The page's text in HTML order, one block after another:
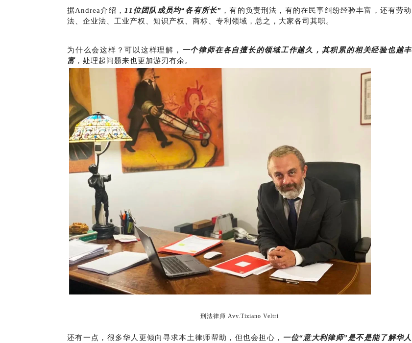
据Andrea介绍， 11位团队成员均“各有所长” ，有的负责刑法，有的在民事纠纷经验丰富，还有劳动
法、企业法、工业产权、知识产权、商标、专利领域，总之，大家各司其职。
为什么会这样？可以这样理解，
一个律师在各自擅长的领域工作越久，其积累的相关经验也越丰
富，处理起问题来也更加游刃有余。
刑法律师 Avv.Tiziano Veltri
还有一点，很多华人更倾向寻求本土律师帮助，但也会担心， 一位“意大利律师”是不是能了解华人